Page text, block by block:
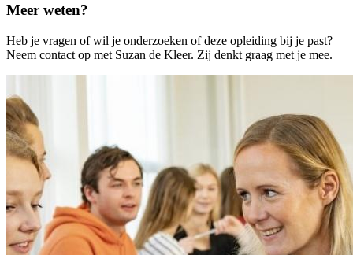
Meer weten?
Heb je vragen of wil je onderzoeken of deze opleiding bij je past?
Neem contact op met Suzan de Kleer. Zij denkt graag met je mee.